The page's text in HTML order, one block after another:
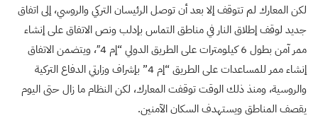
لكن المعارك لم تتوقف إلا بعد أن توصل الرئيسان التركي والروسي، إلى اتفاق
جديد لوقف إطلاق النار في مناطق التماس بإدلب ونص الاتفاق على إنشاء
ممر آمن بطول 6 كيلومترات على الطريق الدولي “إم 4″، ويتضمن الاتفاق
إنشاء ممر للمساعدات على الطريق “إم 4” بإشراف وزارتي الدفاع التركية
والروسية، ومنذ ذلك الوقت توقفت المعارك، لكن النظام ما زال حتى اليوم
يقصف المناطق ويستهدف السكان الآمنين.